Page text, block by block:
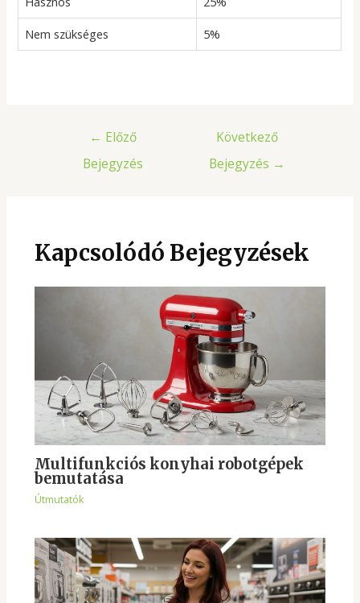
Nem szükséges
5%
← Előző
Bejegyzés
Következő
Bejegyzés →
Kapcsolódó Bejegyzések
Multifunkciós konyhai robotgépek
bemutatása
Útmutatók